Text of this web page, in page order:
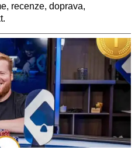
recenze, doprava,